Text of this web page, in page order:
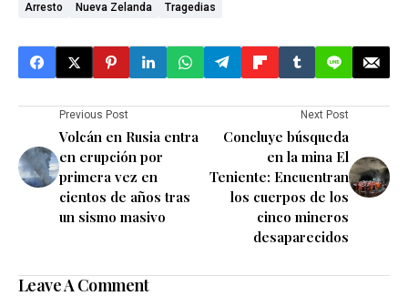
Arresto Nueva Zelanda Tragedias
Previous Post
Volcán en Rusia entra
en erupción por
primera vez en
cientos de años tras
un sismo masivo
Next Post
Concluye búsqueda
en la mina El
Teniente: Encuentran
los cuerpos de los
cinco mineros
desaparecidos
Leave A Comment